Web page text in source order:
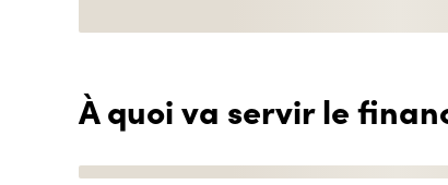
À quoi va servir le